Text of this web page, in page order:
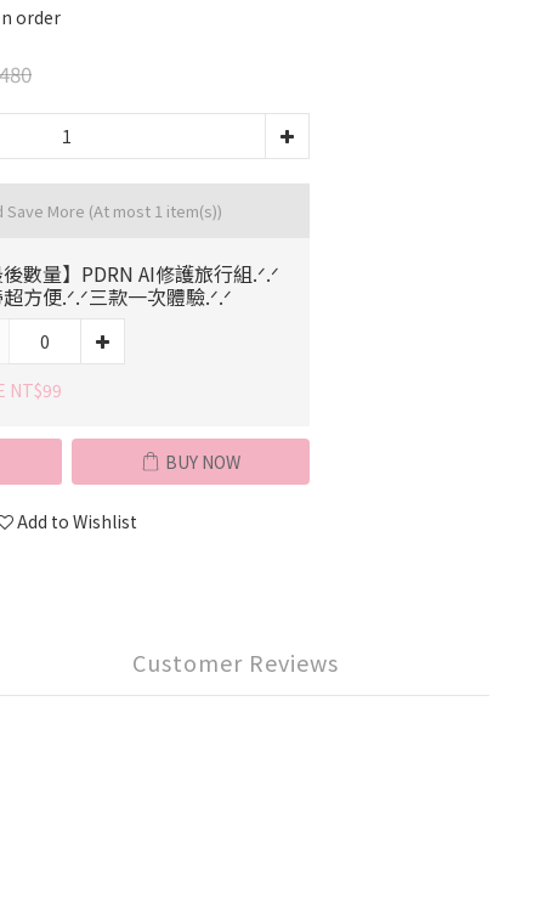
order
Save More (At most 1 item(s))
後數量】PDRN AI修護旅行組.ᐟ.ᐟ
方便.ᐟ.ᐟ三款一次體驗.ᐟ.ᐟ
NT$99
BUY NOW
Add to Wishlist
Customer Reviews